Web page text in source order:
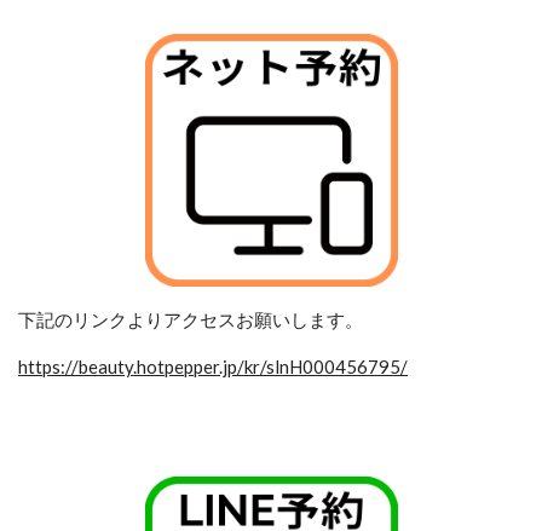
下記のリンクよりアクセスお願いします。
https://beauty.hotpepper.jp/kr/slnH000456795/